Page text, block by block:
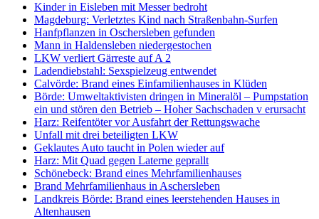
Kinder in Eisleben mit Messer bedroht
Magdeburg: Verletztes Kind nach Straßenbahn-Surfen
Hanfpflanzen in Oschersleben gefunden
Mann in Haldensleben niedergestochen
LKW verliert Gärreste auf A 2
Ladendiebstahl: Sexspielzeug entwendet
Calvörde: Brand eines Einfamilienhauses in Klüden
Börde: Umweltaktivisten dringen in Mineralöl – Pumpstation
ein und stören den Betrieb – Hoher Sachschaden v erursacht
Harz: Reifentöter vor Ausfahrt der Rettungswache
Unfall mit drei beteiligten LKW
Geklautes Auto taucht in Polen wieder auf
Harz: Mit Quad gegen Laterne geprallt
Schönebeck: Brand eines Mehrfamilienhauses
Brand Mehrfamilienhaus in Aschersleben
Landkreis Börde: Brand eines leerstehenden Hauses in
Altenhausen